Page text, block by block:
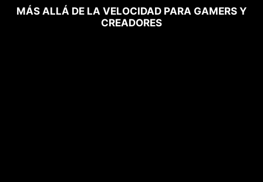
MÁS ALLÁ DE LA VELOCIDAD PARA GAMERS Y
CREADORES